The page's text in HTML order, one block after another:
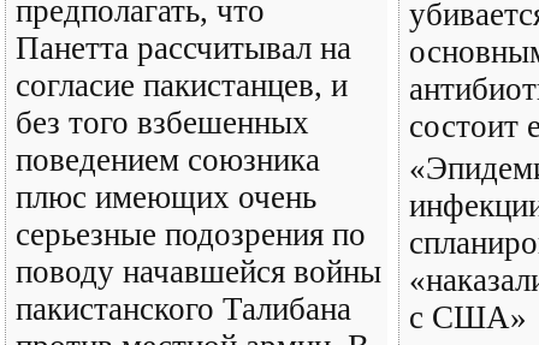
предполагать, что
Панетта рассчитывал на
согласие пакистанцев, и
без того взбешенных
поведением союзника
плюс имеющих очень
серьезные подозрения по
поводу начавшейся войны
пакистанского Талибана
состоит
с США»